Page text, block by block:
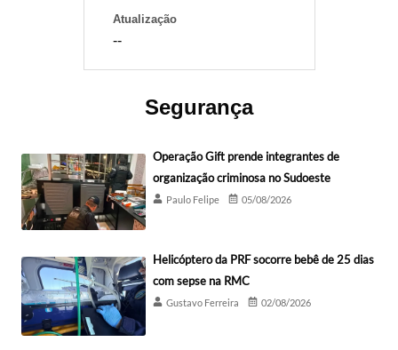
Atualização
--
Segurança
Operação Gift prende integrantes de
organização criminosa no Sudoeste
Paulo Felipe 05/08/2026
Helicóptero da PRF socorre bebê de 25 dias
com sepse na RMC
Gustavo Ferreira 02/08/2026